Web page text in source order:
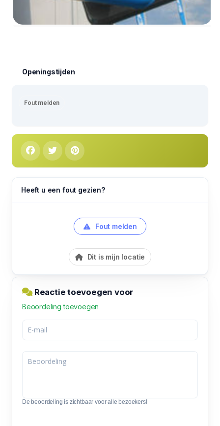
Openingstijden
Fout melden
Heeft u een fout gezien?
Fout melden
Dit is mijn locatie
Reactie toevoegen voor
Beoordeling toevoegen
De beoordeling is zichtbaar voor alle bezoekers!